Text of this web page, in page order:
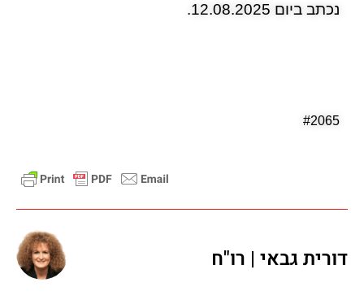
נכתב ביום 12.08.2025.
#2065
דורית גבאי | רו"ח